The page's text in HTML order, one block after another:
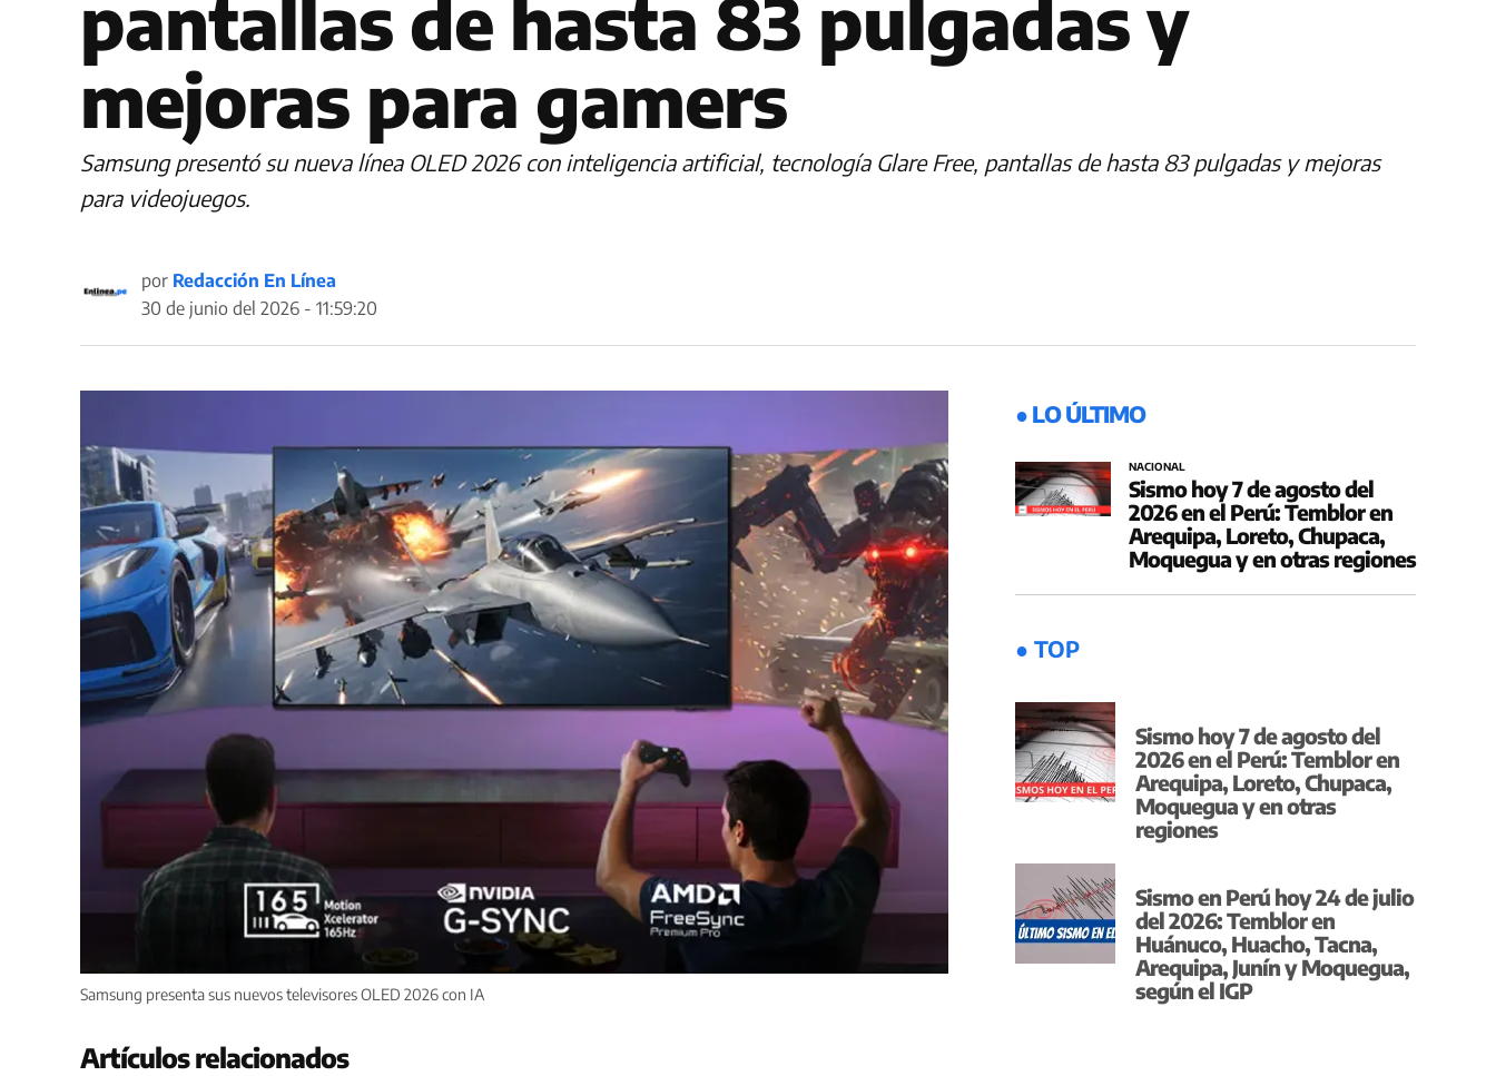
pantallas de hasta 83 pulgadas y
mejoras para gamers
Samsung presentó su nueva línea OLED 2026 con inteligencia artificial, tecnología Glare Free, pantallas de hasta 83 pulgadas y mejoras
para videojuegos.
por Redacción En Línea
30 de junio del 2026 - 11:59:20
Samsung presenta sus nuevos televisores OLED 2026 con IA
Artículos relacionados
● LO ÚLTIMO
NACIONAL
Sismo hoy 7 de agosto del
2026 en el Perú: Temblor en
Arequipa, Loreto, Chupaca,
Moquegua y en otras regiones
● TOP
Sismo hoy 7 de agosto del
2026 en el Perú: Temblor en
Arequipa, Loreto, Chupaca,
Moquegua y en otras
regiones
Sismo en Perú hoy 24 de julio
del 2026: Temblor en
Huánuco, Huacho, Tacna,
Arequipa, Junín y Moquegua,
según el IGP